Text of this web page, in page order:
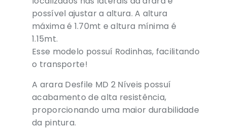
possível ajustar a altura. A altura
máxima é 1.70mt e altura mínima é
1.15mt.
Esse modelo possuí Rodinhas, facilitando
o transporte!
A arara Desfile MD 2 Níveis possuí
acabamento de alta resistência,
proporcionando uma maior durabilidade
da pintura.